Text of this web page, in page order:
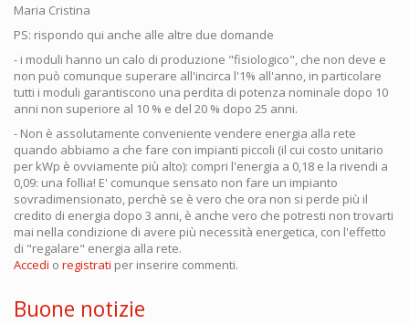
Maria Cristina
PS: rispondo qui anche alle altre due domande
- i moduli hanno un calo di produzione "fisiologico", che non deve e
non può comunque superare all'incirca l'1% all'anno, in particolare
tutti i moduli garantiscono una perdita di potenza nominale dopo 10
anni non superiore al 10 % e del 20 % dopo 25 anni.
- Non è assolutamente conveniente vendere energia alla rete
quando abbiamo a che fare con impianti piccoli (il cui costo unitario
per kWp è ovviamente più alto): compri l'energia a 0,18 e la rivendi a
0,09: una follia! E' comunque sensato non fare un impianto
sovradimensionato, perchè se è vero che ora non si perde più il
credito di energia dopo 3 anni, è anche vero che potresti non trovarti
mai nella condizione di avere più necessità energetica, con l'effetto
di "regalare" energia alla rete.
Accedi o registrati per inserire commenti.
Buone notizie